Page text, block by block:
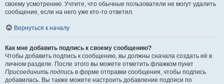
своему усмотрению. Учтите, что обычные пользователи не могут удалить
сообщение, если на него уже кто-то ответил.
Вернуться к началу
Как мне добавить подпись к своему сообщению?
Чтобы добавить подпись к сообщению, вы должны сначала создать её в
личном разделе. После этого вы можете отметить флажком пункт
Присоединить подпись в форме отправки сообщения, чтобы подпись
добавилась. Вы также можете настроить добавление подписи по